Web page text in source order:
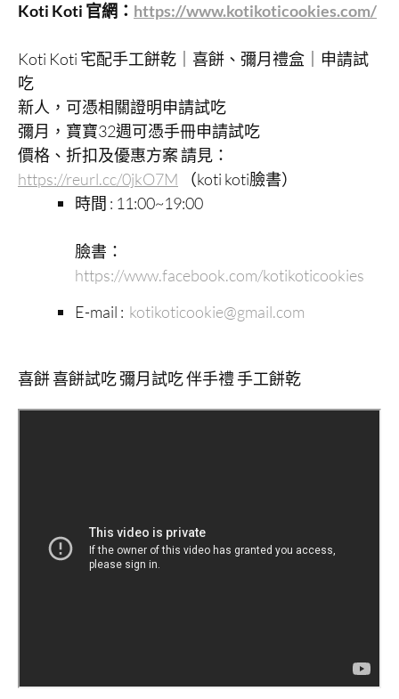
Koti Koti 官網： https://www.kotikoticookies.com/
Koti Koti 宅配手工餅乾｜喜餅、彌月禮盒｜申請試
吃
新人，可憑相關證明申請試吃
彌月，寶寶32週可憑手冊申請試吃
價格、折扣及優惠方案 請見：
https://reurl.cc/0jkO7M （koti koti臉書）
時間 : 11:00~19:00
臉書：
https://www.facebook.com/kotikoticookies
E-mail : kotikoticookie@gmail.com
喜餅 喜餅試吃 彌月試吃 伴手禮 手工餅乾